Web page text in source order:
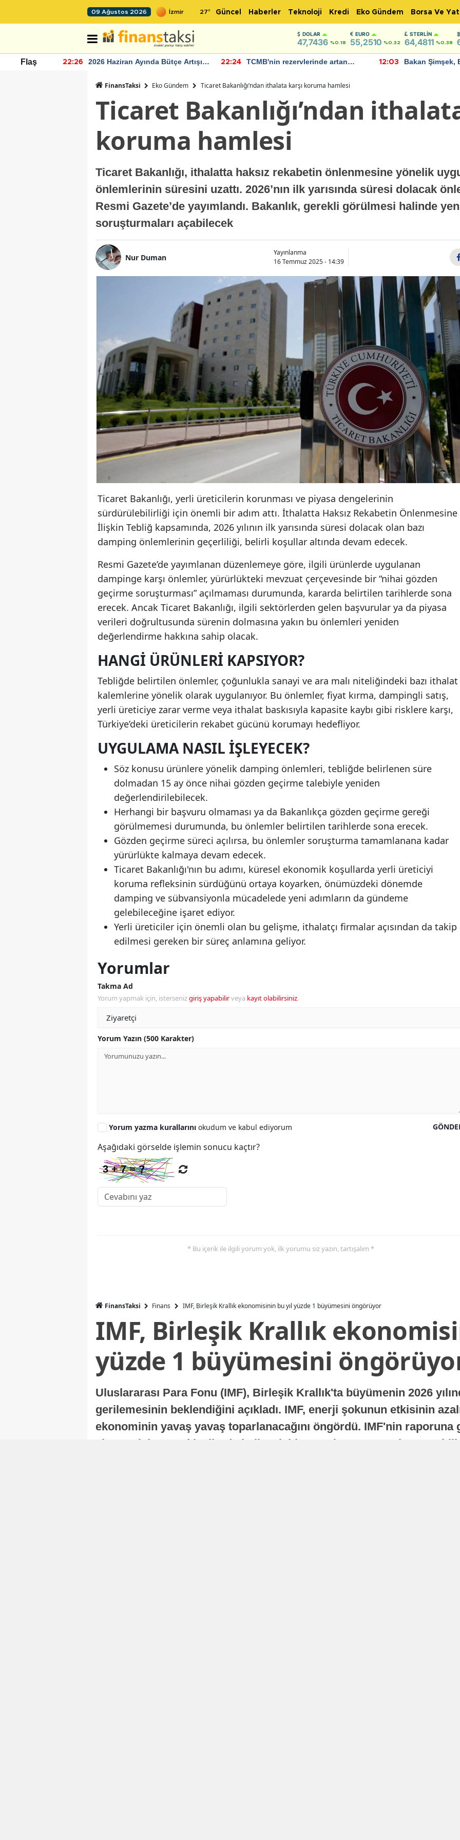
09 Ağustos 2026 27° Güncel Haberler Teknoloji Kredi Eko Gündem Borsa Ve
DOLAR
47,7436 %0.18
EURO
55,2510 %0.32
STERLIN
64,4811 %0.38
Flaş 22:26
2026 Haziran Ayında Bütçe Artışı
22:24
TCMB'nin rezervlerinde artan
12:03
Bakan Şimşek,
FinansTaksi Eko Gündem Ticaret Bakanlığı’ndan ithalata karşı koruma hamlesi
Ticaret Bakanlığı’ndan
koruma hamlesi
Ticaret Bakanlığı, ithalatta haksız rekabetin önlenmesine yönelik
önlemlerinin süresini uzattı. 2026’nın ilk yarısında süresi dolacak
Resmi Gazete’de yayımlandı. Bakanlık, gerekli görülmesi halinde
soruşturmaları açabilecek
Nur Duman
Yayınlanma
16 Temmuz 2025 - 14:39
Ticaret Bakanlığı, yerli üreticilerin korunması ve piyasa dengelerinin
sürdürülebilirliği için önemli bir adım attı. İthalatta Haksız Rekabetin Önlenmesine
İlişkin Tebliğ kapsamında, 2026 yılının ilk yarısında süresi dolacak olan bazı
damping önlemlerinin geçerliliği, belirli koşullar altında devam edecek.
Resmi Gazete’de yayımlanan düzenlemeye göre, ilgili ürünlerde uygulanan
dampinge karşı önlemler, yürürlükteki mevzuat çerçevesinde bir “nihai gözden
geçirme soruşturması” açılmaması durumunda, kararda belirtilen tarihlerde sona
erecek. Ancak Ticaret Bakanlığı, ilgili sektörlerden gelen başvurular ya da piyasa
verileri doğrultusunda sürenin dolmasına yakın bu önlemleri yeniden
değerlendirme hakkına sahip olacak.
HANGI ÜRÜNLERI KAPSIYOR?
Tebliğde belirtilen önlemler, çoğunlukla sanayi ve ara malı niteliğindeki bazı ithalat
kalemlerine yönelik olarak uygulanıyor. Bu önlemler, fiyat kırma, dampingli satış,
yerli üreticiye zarar verme veya ithalat baskısıyla kapasite kaybı gibi risklere karşı,
Türkiye’deki üreticilerin rekabet gücünü korumayı hedefliyor.
UYGULAMA NASIL İŞLEYECEK?
Söz konusu ürünlere yönelik damping önlemleri, tebliğde belirlenen süre
dolmadan 15 ay önce nihai gözden geçirme talebiyle yeniden
değerlendirilebilecek.
Herhangi bir başvuru olmaması ya da Bakanlıkça gözden geçirme gereği
görülmemesi durumunda, bu önlemler belirtilen tarihlerde sona erecek.
Gözden geçirme süreci açılırsa, bu önlemler soruşturma tamamlanana kadar
yürürlükte kalmaya devam edecek.
Ticaret Bakanlığı'nın bu adımı, küresel ekonomik koşullarda yerli üreticiyi
koruma refleksinin sürdüğünü ortaya koyarken, önümüzdeki dönemde
damping ve sübvansiyonla mücadelede yeni adımların da gündeme
gelebileceğine işaret ediyor.
Yerli üreticiler için önemli olan bu gelişme, ithalatçı firmalar açısından da takip
edilmesi gereken bir süreç anlamına geliyor.
Yorumlar
Takma Ad
Yorum yapmak için, istersenizgiriş yapabilirveya kayıt olabilirsiniz.
Yorum Yazın (500 Karakter)
Yorum yazma kurallarını okudum ve kabul ediyorum
Aşağıdaki görselde işlemin sonucu kaçtır?
* Bu içerik ile ilgili yorum yok, ilk yorumu siz yazın, tartışalım *
FinansTaksi Finans IMF, Birleşik Krallık ekonomisinin bu yıl yüzde 1 büyümesini öngörüyor
IMF, Birleşik Krallık
yüzde 1 büyümesini
Uluslararası Para Fonu (IMF), Birleşik Krallık'ta büyümenin 2026
gerilemesinin beklendiğini açıkladı. IMF, enerji şokunun etkisinin
ekonominin yavaş yavaş toparlanacağını öngördü. IMF'nin raporuna
ekonomisi, sonraki yıllarda istikrarlı bir toparlanma süreci